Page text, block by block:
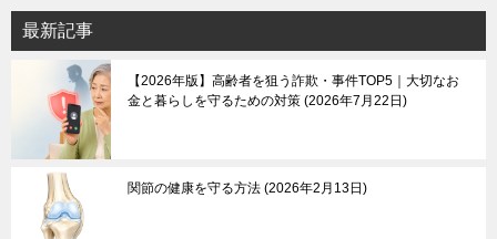
最新記事
【2026年版】高齢者を狙う詐欺・事件TOP5｜大切なお
金と暮らしを守るための対策 2026年7月22日
関節の健康を守る方法 2026年2月13日